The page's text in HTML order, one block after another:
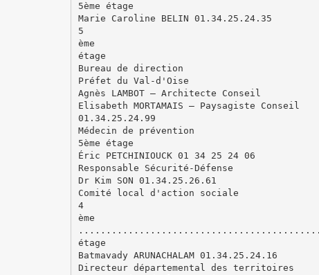
5ème étage
Marie Caroline BELIN 01.34.25.24.35
5
ème
étage
Bureau de direction
Préfet du Val-d'Oise
Agnès LAMBOT – Architecte Conseil
Elisabeth MORTAMAIS – Paysagiste Conseil
01.34.25.24.99
Médecin de prévention
5ème étage
Éric PETCHINIOUCK 01 34 25 24 06
Responsable Sécurité-Défense
Dr Kim SON 01.34.25.26.61
Comité local d'action sociale
4
ème
étage
Batmavady ARUNACHALAM 01.34.25.24.16
Directeur départemental des territoires